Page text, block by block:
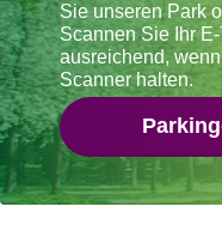
Sie unseren Park
Scannen Sie Ihr
ausreichend,
Scanner halten.